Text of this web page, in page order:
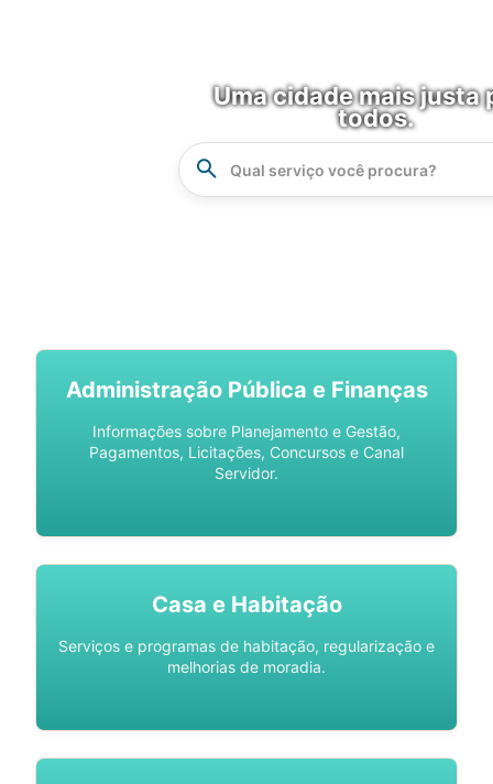
Uma cidade mais justa
todos.
Administração Pública e Finanças
Informações sobre Planejamento e Gestão,
Pagamentos, Licitações, Concursos e Canal
Servidor.
Casa e Habitação
Serviços e programas de habitação, regularização e
melhorias de moradia.